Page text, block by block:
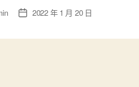
文 2022 年 1 月 20 日